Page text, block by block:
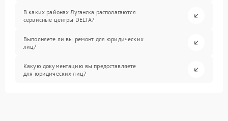
В каких районах Луганска располагаются
сервисные центры DELTA?
Выполняете ли вы ремонт для юридических
лиц?
Какую документацию вы предоставляете
для юридических лиц?